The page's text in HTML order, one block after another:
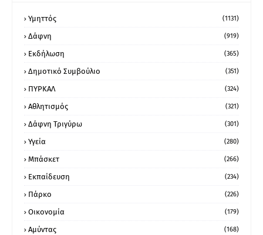
Υμηττός (1131)
Δάφνη (919)
Εκδήλωση (365)
Δημοτικό Συμβούλιο (351)
ΠΥΡΚΑΛ (324)
Αθλητισμός (321)
Δάφνη Τριγύρω (301)
Υγεία (280)
Μπάσκετ (266)
Εκπαίδευση (234)
Πάρκο (226)
Οικονομία (179)
Αμύντας (168)